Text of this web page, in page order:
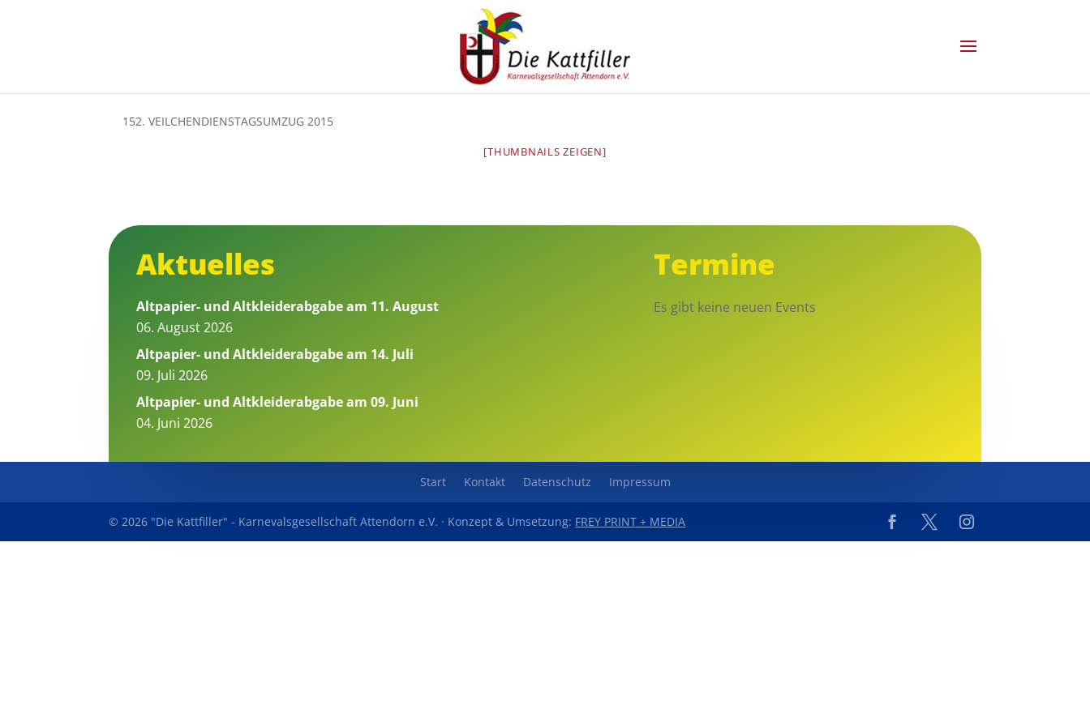
Die Kattfiller>Impressionen
152. VEILCHENDIENSTAGSUMZUG 2015
[THUMBNAILS ZEIGEN]
Aktuelles
Altpapier- und Altkleiderabgabe am 11. August
06. August 2026
Altpapier- und Altkleiderabgabe am 14. Juli
09. Juli 2026
Altpapier- und Altkleiderabgabe am 09. Juni
04. Juni 2026
Termine
Es gibt keine neuen Events
Start Kontakt Datenschutz Impressum
© 2026 "Die Kattfiller" - Karnevalsgesellschaft Attendorn e.V. · Konzept & Umsetzung: FREY PRINT + MEDIA